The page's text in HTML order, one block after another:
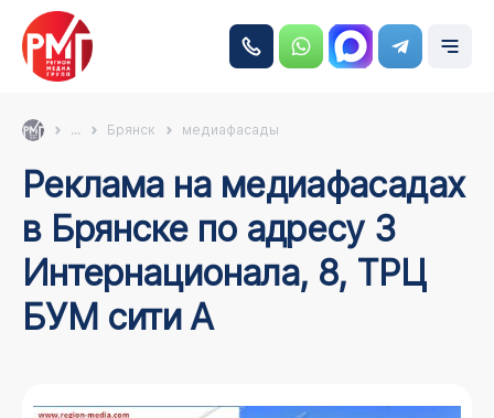
... Брянск медиафасады
Реклама на медиафасадах
в Брянске по адресу 3
Интернационала, 8, ТРЦ
БУМ сити А